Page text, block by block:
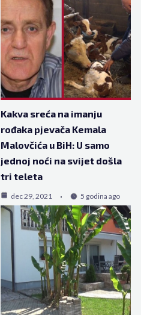
Kakva sreća na imanju
rođaka pjevača Kemala
Malovčića u BiH: U samo
jednoj noći na svijet došla
tri teleta
dec 29, 2021 5 godina ago